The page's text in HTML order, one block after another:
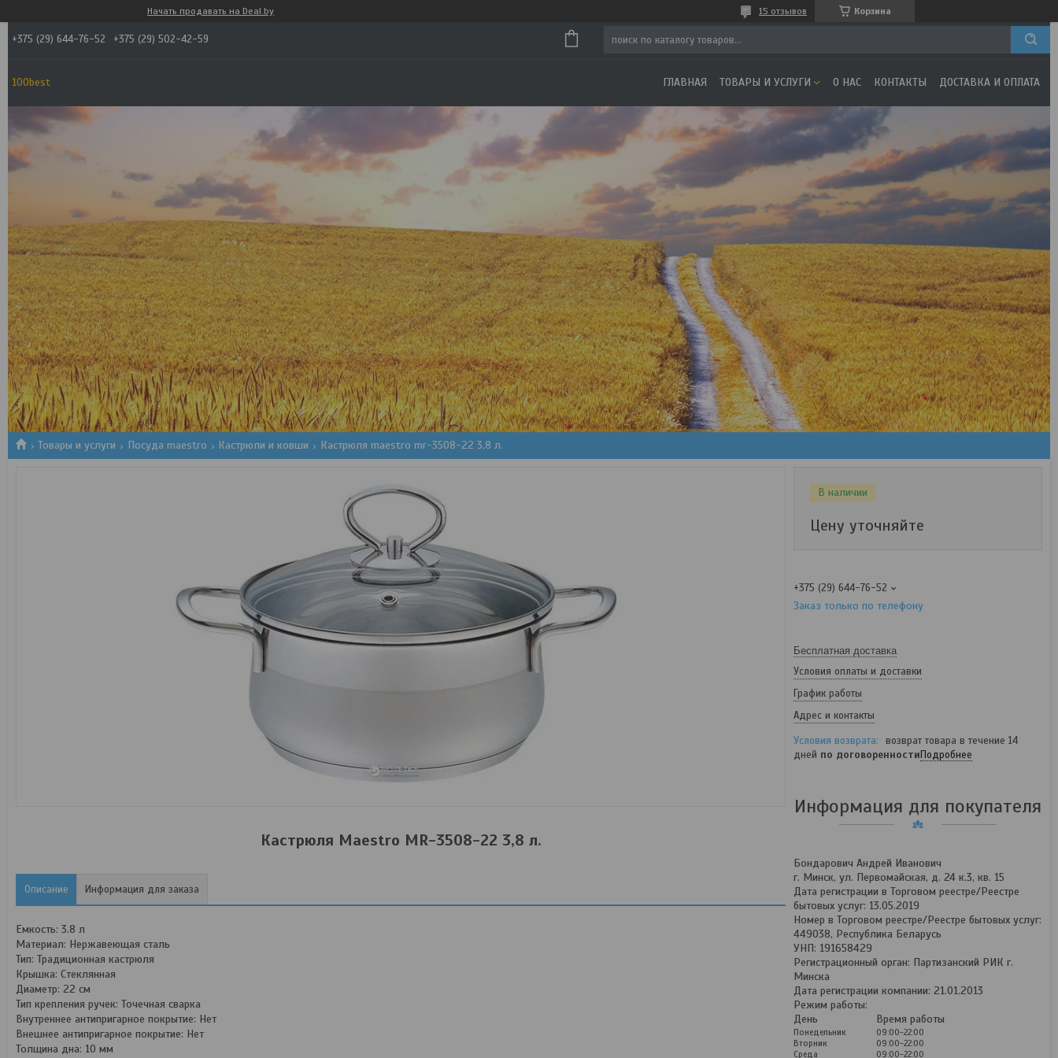
Начать продавать на Deal.by Корзина
15 отзывов
+375 (29) 644-76-52 +375 (29) 502-42-59
100best ГЛАВНАЯ ТОВАРЫ И УСЛУГИ О НАС КОНТАКТЫ ДОСТАВКА И ОПЛАТА
Товары и услуги Посуда maestro Кастрюли и ковши Кастрюля maestro mr-3508-22 3,8 л.
Кастрюля Maestro MR-3508-22 3,8 л.
Описание Информация для заказа
Емкость: 3.8 л
Материал: Нержавеющая сталь
Тип: Традиционная кастрюля
Крышка: Стеклянная
Диаметр: 22 см
Тип крепления ручек: Точечная сварка
Внутреннее антипригарное покрытие: Нет
Внешнее антипригарное покрытие: Нет
Толщина дна: 10 мм
В наличии
Цену уточняйте
+375 (29) 644-76-52
Заказ только по телефону
Бесплатная доставка
Условия оплаты и доставки
График работы
Адрес и контакты
возврат товара в течение 14
дней по договоренностиПодробнее
Информация для покупателя
Бондарович Андрей Иванович
г. Минск, ул. Первомайская, д. 24 к.3, кв. 15
Дата регистрации в Торговом реестре/Реестре
бытовых услуг: 13.05.2019
Номер в Торговом реестре/Реестре бытовых услуг:
449038, Республика Беларусь
УНП: 191658429
Регистрационный орган: Партизанский РИК г.
Минска
Дата регистрации компании: 21.01.2013
Режим работы:
День
Время работы
Понедельник
09:00-22:00
Вторник
09:00-22:00
Среда
09:00-22:00